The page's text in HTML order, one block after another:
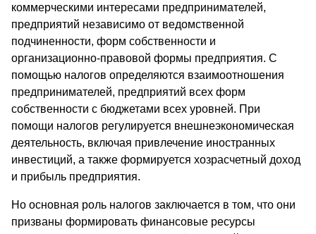
коммерческими интересами предпринимателей,
предприятий независимо от ведомственной
подчиненности, форм собственности и
организационно-правовой формы предприятия. С
помощью налогов определяются взаимоотношения
предпринимателей, предприятий всех форм
собственности с бюджетами всех уровней. При
помощи налогов регулируется внешнеэкономическая
деятельность, включая привлечение иностранных
инвестиций, а также формируется хозрасчетный доход
и прибыль предприятия.
Но основная роль налогов заключается в том, что они
призваны формировать финансовые ресурсы